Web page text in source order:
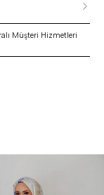
Müşteri Hizmetleri